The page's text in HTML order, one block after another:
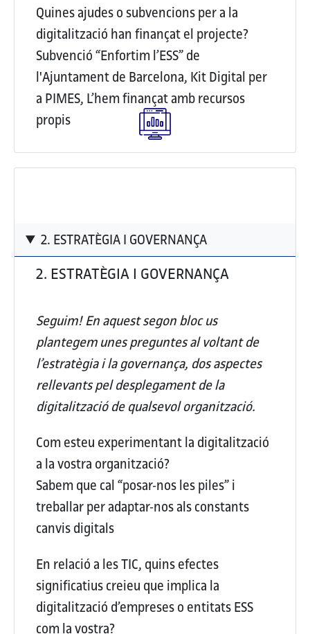
Quines ajudes o subvencions per a la
digitalització han finançat el projecte?
Subvenció “Enfortim l’ESS” de
l'Ajuntament de Barcelona, Kit Digital per
a PIMES, L’hem finançat amb recursos
propis
2. ESTRATÈGIA I GOVERNANÇA
2. ESTRATÈGIA I GOVERNANÇA
Seguim! En aquest segon bloc us
plantegem unes preguntes al voltant de
l’estratègia i la governança, dos aspectes
rellevants pel desplegament de la
digitalització de qualsevol organització.
Com esteu experimentant la digitalització
a la vostra organització?
Sabem que cal “posar-nos les piles” i
treballar per adaptar-nos als constants
canvis digitals
En relació a les TIC, quins efectes
significatius creieu que implica la
digitalització d’empreses o entitats ESS
com la vostra?